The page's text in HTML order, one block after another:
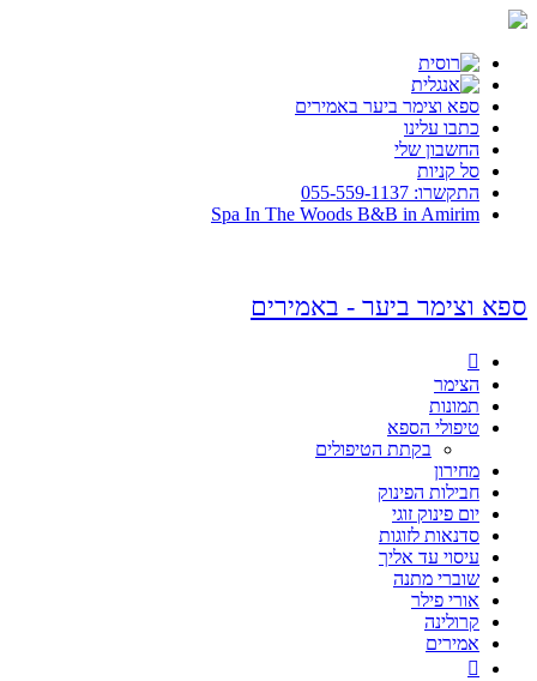
ספא וצימר ביער באמירים
כתבו עלינו
החשבון שלי
סל קניות
התקשרו: 055-559-1137
Spa In The Woods B&B in Amirim
ספא וצימר ביער - באמירים

הצימר
תמונות
טיפולי הספא
בקתת הטיפולים
מחירון
חבילות הפינוק
יום פינוק זוגי
סדנאות לזוגות
עיסוי עד אליך
שוברי מתנה
אורי פילר
קרולינה
אמירים
